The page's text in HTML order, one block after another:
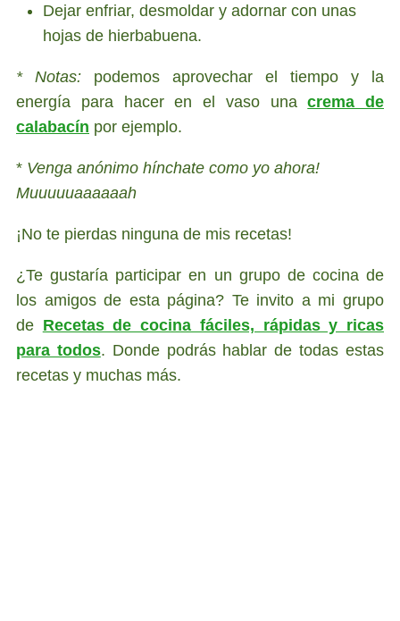
Dejar enfriar, desmoldar y adornar con unas
hojas de hierbabuena.
* Notas: podemos aprovechar el tiempo y la
energía para hacer en el vaso unacrema de
calabacín por ejemplo.
* Venga anónimo hínchate como yo ahora!
Muuuuuaaaaaah
¡No te pierdas ninguna de mis recetas!
¿Te gustaría participar en un grupo de cocina de
los amigos de esta página? Te invito a mi grupo
de Recetas de cocina fáciles, rápidas y ricas
para todos. Donde podrás hablar de todas estas
recetas y muchas más.